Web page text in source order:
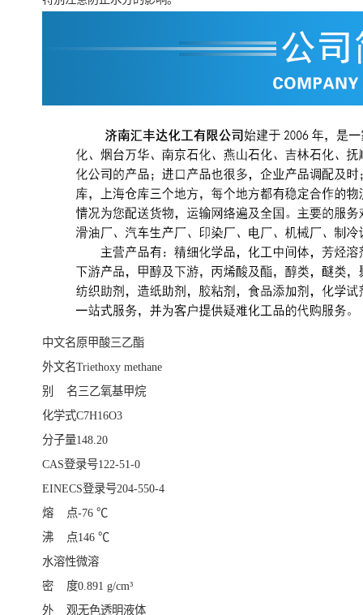
中文名原甲酸三乙酯
外文名Triethoxy methane
别 名三乙氧基甲烷
化学式C7H16O3
分子量148.20
CAS登录号122-51-0
EINECS登录号204-550-4
熔 点-76 ℃
沸 点146 ℃
水溶性微溶
密 度0.891 g/cm³
外 观无色透明液体